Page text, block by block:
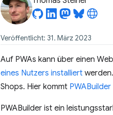
Veröffentlicht: 31. März 2023
Auf PWAs kann über einen
eines Nutzers installiert
Shops. Hier kommt PWABuilder
PWABuilder ist ein